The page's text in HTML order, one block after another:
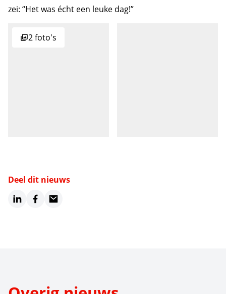
zei: “Het was écht een leuke dag!”
2 foto's
Deel dit nieuws
LinkedInFacebook
Email